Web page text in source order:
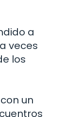
a
veces
los
un